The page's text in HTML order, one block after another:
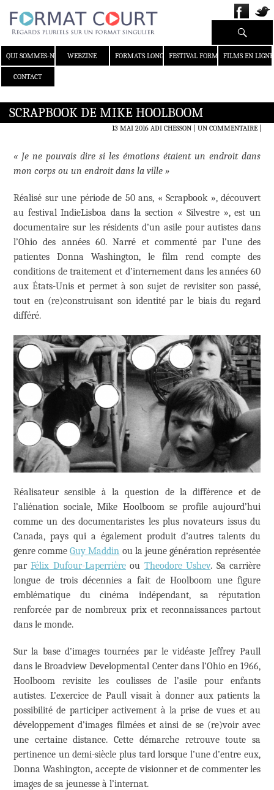
QUI SOMMES-NOUS ?WEBZINE FORMATS LONGS FESTIVAL FORMAT COURT
FILMS EN LIGNE
CONTACT
Recherche
SCRAPBOOK DE MIKE HOOLBOOM
13 MAI 2016 ADI CHESSON UN COMMENTAIRE|
« Je ne pouvais dire si les émotions étaient un endroit dans
mon corps ou un endroit dans la ville »
Réalisé sur une période de 50 ans, « Scrapbook », découvert
au festival IndieLisboa dans la section « Silvestre », est un
documentaire sur les résidents d’un asile pour autistes dans
l’Ohio des années 60. Narré et commenté par l’une des
patientes Donna Washington, le film rend compte des
conditions de traitement et d’internement dans les années 60
aux États-Unis et permet à son sujet de revisiter son passé,
tout en (re)construisant son identité par le biais du regard
différé.
Réalisateur sensible à la question de la différence et de
l’aliénation sociale, Mike Hoolboom se profile aujourd’hui
comme un des documentaristes les plus novateurs issus du
Canada, pays qui a également produit d’autres talents du
genre commeGuy Maddin ou la jeune génération représentée
parFélix Dufour-Laperrièreou Theodore Ushev. Sa carrière
longue de trois décennies a fait de Hoolboom une figure
emblématique du cinéma indépendant, sa réputation
renforcée par de nombreux prix et reconnaissances partout
dans le monde.
Sur la base d’images tournées par le vidéaste Jeffrey Paull
dans le Broadview Developmental Center dans l’Ohio en 1966,
Hoolboom revisite les coulisses de l’asile pour enfants
autistes. L’exercice de Paull visait à donner aux patients la
possibilité de participer activement à la prise de vues et au
développement d’images filmées et ainsi de se (re)voir avec
une certaine distance. Cette démarche retrouve toute sa
pertinence un demi-siècle plus tard lorsque l’une d’entre eux,
Donna Washington, accepte de visionner et de commenter les
images de sa jeunesse à l’internat.